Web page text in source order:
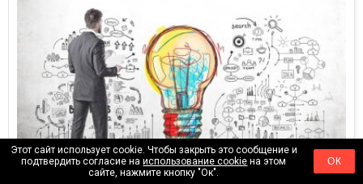
Этот сайт использует cookie. Чтобы закрыть это сообщение и
подтвердить согласие наиспользование cookie на этом
сайте, нажмите кнопку "Ок".
ОК